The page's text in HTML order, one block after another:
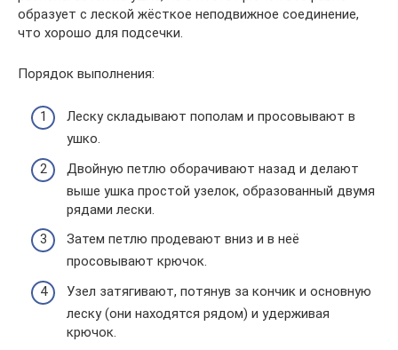
образует с леской жёсткое неподвижное соединение,
что хорошо для подсечки.
Порядок выполнения:
Леску складывают пополам и просовывают в
ушко.
Двойную петлю оборачивают назад и делают
выше ушка простой узелок, образованный двумя
рядами лески.
Затем петлю продевают вниз и в неё
просовывают крючок.
Узел затягивают, потянув за кончик и основную
леску (они находятся рядом) и удерживая
крючок.